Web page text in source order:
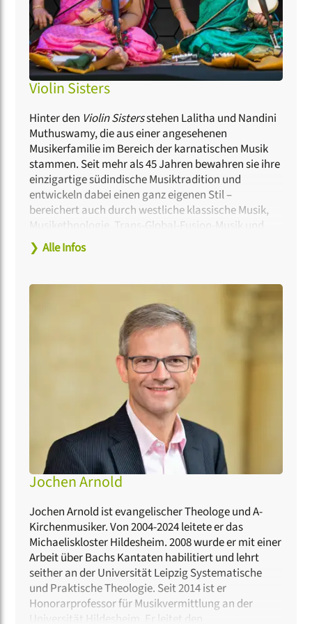
Kirchentag warGli Scarlattistimehrfach live wie
auch im Fernsehen präsent. Für die letzte
Rosenmüller-Produktion erhielt das Ensemble den
Supersonic Classic Award der internationalen
Plattform Pizzicato.
Violin Sisters
Hinter den Violin Sistersstehen Lalitha und Nandini
Muthuswamy, die aus einer angesehenen
Musikerfamilie im Bereich der karnatischen Musik
stammen. Seit mehr als 45 Jahren bewahren sie ihre
einzigartige südindische Musiktradition und
entwickeln dabei einen ganz eigenen Stil –
bereichert auch durch westliche klassische Musik,
Musikethnologie, Trans-Global-Fusion-Musik und
verschiedenste Traditionen der Weltmusik. Neben
Tonaufnahmen weltweit zeugen sowohl das
und Ensembles als auch zahlreiche Preise von ihrer
hohen Kunst. Als „Königinnen der Violine“ verbinden
die beiden auf kunstvolle Weise Tradition und
Innovation und erschaffen so eine faszinierende
Symphonie, die Grenzen und Kulturen überwindet.
❯ Alle Infos
Jochen Arnold
Jochen Arnold ist evangelischer Theologe und A-
Kirchenmusiker. Von 2004-2024 leitete er das
Michaeliskloster Hildesheim. 2008 wurde er mit einer
Arbeit über Bachs Kantaten habilitiert und lehrt
seither an der Universität Leipzig Systematische
und Praktische Theologie. Seit 2014 ist er
Honorarprofessor für Musikvermittlung an der
Universität Hildesheim. Er leitet den